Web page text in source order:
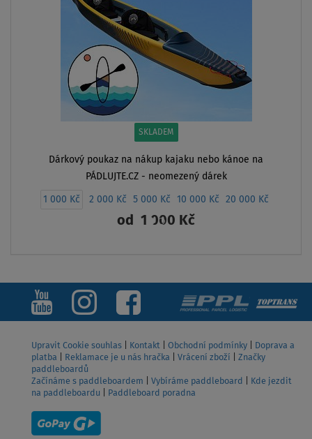
SKLADEM
Dárkový poukaz na nákup kajaku nebo kánoe na
PÁDLUJTE.CZ - neomezený dárek
1 000 Kč 2 000 Kč 5 000 Kč 10 000 Kč 20 000 Kč
od 1 000 Kč
Upravit Cookie souhlas Kontakt Obchodní podmínky
Doprava a
platba
Reklamace je u nás hračka Vrácení zboží
Značky
paddleboardů
Začínáme s paddleboardem
Vybíráme paddleboard
Kde jezdit
na paddleboardu
Paddleboard poradna